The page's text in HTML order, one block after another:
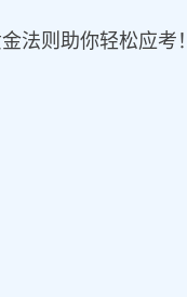
法则助你轻松应考！